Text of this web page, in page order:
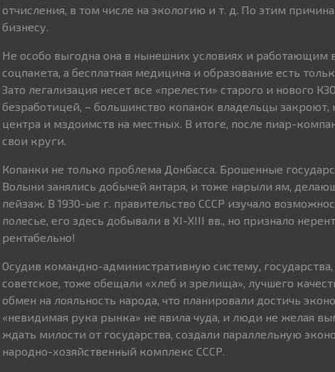
отчисления, в том числе на экологию и т. д. По этим
бизнесу.
Не особо выгодна она в нынешних условиях и работающим
соцпакета, а бесплатная медицина и образование есть
Зато легализация несет все «прелести» старого и нового
безработицей, – большинство копанок владельцы закроют,
центра и мздоимств на местных. В итоге, после пиар-
свои круги.
Копанки не только проблема Донбасса. Брошенные
Волыни занялись добычей янтаря, и тоже нарыли ям,
пейзаж. В 1930-ые г. правительство СССР изучало
полесье, его здесь добывали в ХІ-XIII вв., но признало
рентабельно!
Осудив командно-административную систему,
советское, тоже обещали «хлеб и зрелища», лучшего
обмен на лояльность народа, что планировали достичь
«невидимая рука рынка» не явила чуда, и люди не желая
ждать милости от государства, создали параллельную
народно-хозяйственный комплекс СССР.